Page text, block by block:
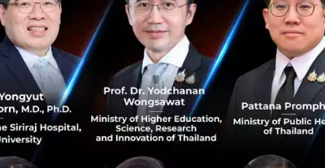
News ปตท Lotus New S-curve
PTT จับมือ IRPC เดินหน้าผลักดัน ธุรกิจ Life
Science ผลิตวัตถุดิบสำหรับอุปกรณ์ทางการแพทย์
กลุ่ม ปตท. นำโดย PTT และ IRPC เร่งเดินหน้าผลักดันธุรกิจ Life
Science ผลิตวัตถุดิบสำหรับอุปกรณ์ทางการแพทย์ มุ่งสร้าง
ความมั่นคงทางด้านอุตสาหกรรมทางการแพทย์และ
สาธารณสุขหวังยกระดับคุณภ...